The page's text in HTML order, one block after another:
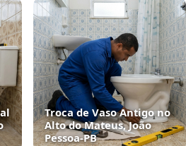
Troca de Vaso Antigo no
Alto do Mateus, João
Pessoa‑PB